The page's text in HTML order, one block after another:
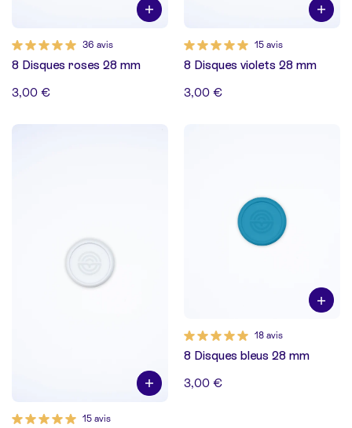
36 avis
8 Disques roses 28 mm
3,00 €
15 avis
8 Disques violets 28 mm
3,00 €
15 avis
18 avis
8 Disques bleus 28 mm
3,00 €